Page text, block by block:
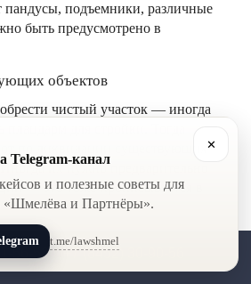
пандусы, подъемники, различные
быть предусмотрено в
объектов
чистый участок — иногда
их нужно предварительно
— это тоже прописывается в
разделов проекта перечислено в
Правительства РФ от 16.02.2008
✕
Telegram-канал
и полезные советы для
«Шмелёва и Партнёры».
t.me/lawshmel
56-52 +7 (8452) 30-90-56